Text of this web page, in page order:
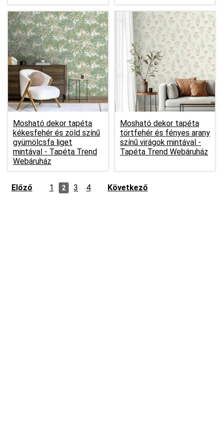
Mosható dekor tapéta
kékesfehér és zöld színű
gyümölcsfa liget
mintával - Tapéta Trend
Webáruház
Mosható dekor tapéta
törtfehér és fényes arany
színű virágok mintával -
Tapéta Trend Webáruház
Előző 1 2 3 4 Következő